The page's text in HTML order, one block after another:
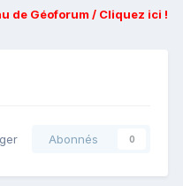
de Géoforum / Cliquez ici !
Abonnés 0